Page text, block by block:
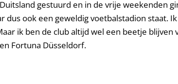
gestuurd en in de vrije weekenden
dus ook een geweldig voetbalstadion staat.
ik ben de club altijd wel een beetje
Fortuna Düsseldorf.